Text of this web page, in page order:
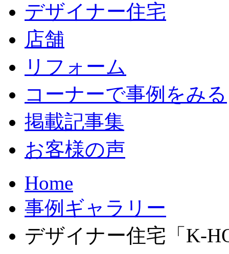
デザイナー住宅
店舗
リフォーム
コーナーで事例をみる
掲載記事集
お客様の声
Home
事例ギャラリー
デザイナー住宅「K-